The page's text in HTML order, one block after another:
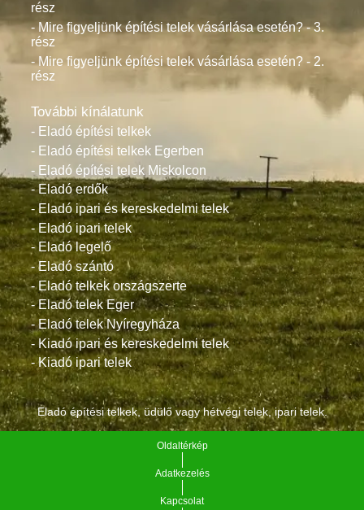
rész
- Mire figyeljünk építési telek vásárlása esetén? - 3.
rész
- Mire figyeljünk építési telek vásárlása esetén? - 2.
rész
További kínálatunk
- Eladó építési telkek
- Eladó építési telkek Egerben
- Eladó építési telek Miskolcon
- Eladó erdők
- Eladó ipari és kereskedelmi telek
- Eladó ipari telek
- Eladó legelő
- Eladó szántó
- Eladó telkek országszerte
- Eladó telek Eger
- Eladó telek Nyíregyháza
- Kiadó ipari és kereskedelmi telek
- Kiadó ipari telek
Eladó építési telkek, üdülő vagy hétvégi telek, ipari telek.
Oldaltérkép
Adatkezelés
Kapcsolat